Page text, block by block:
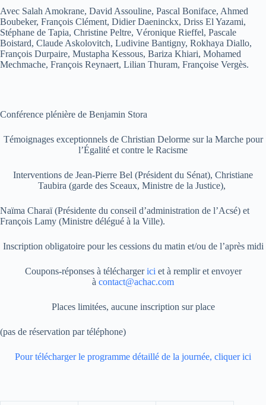
Avec Salah Amokrane, David Assouline, Pascal Boniface, Ahmed
Boubeker, François Clément, Didier Daeninckx, Driss El Yazami,
Stéphane de Tapia, Christine Peltre, Véronique Rieffel, Pascale
Boistard, Claude Askolovitch, Ludivine Bantigny, Rokhaya Diallo,
François Durpaire, Mustapha Kessous, Bariza Khiari, Mohamed
Mechmache, François Reynaert, Lilian Thuram, Françoise Vergès.
Conférence plénière de Benjamin Stora
Témoignages exceptionnels de Christian Delorme sur la Marche pour
l’Égalité et contre le Racisme
Interventions de Jean-Pierre Bel (Président du Sénat), Christiane
Taubira (garde des Sceaux, Ministre de la Justice),
Naïma Charaï (Présidente du conseil d’administration de l’Acsé) et
François Lamy (Ministre délégué à la Ville).
Inscription obligatoire pour les cessions du matin et/ou de l’après midi
Coupons-réponses à téléchargerici et à remplir et envoyer
à contact@achac.com
Places limitées, aucune inscription sur place
(pas de réservation par téléphone)
Pour télécharger le programme détaillé de la journée, cliquer ici